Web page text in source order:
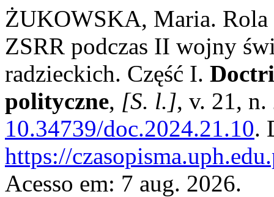
ŻUKOWSKA, Maria.
ZSRR podczas II wojny
radzieckich. Część I.
polityczne, [S. l.], v. 21,
10.34739/doc.2024.21.10.
https://
Acesso em: 7 aug. 2026.